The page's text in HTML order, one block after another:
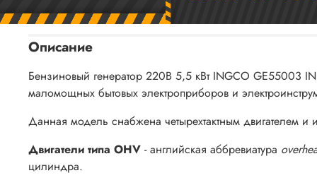
Описание
Бензиновый генератор 220В 5,5 кВт INGCO GE55003
маломощных бытовых электроприборов и
Данная модель снабжена четырехтактным двигателем и
Двигатели типа OHV - английская аббревиатура
цилиндра.